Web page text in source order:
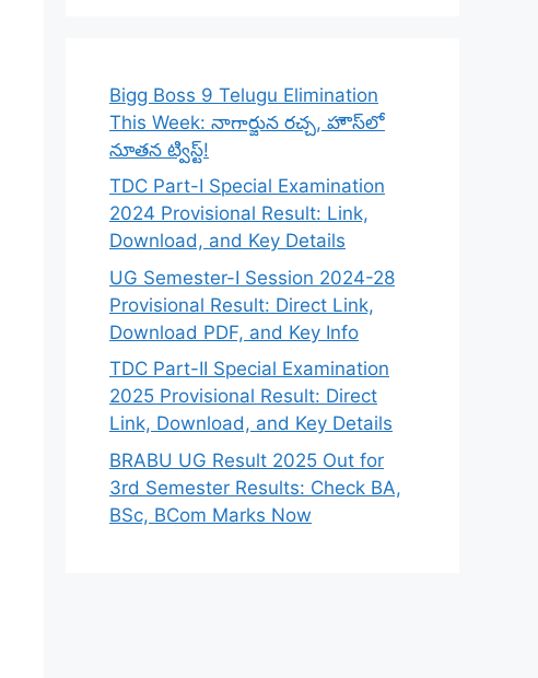
Bigg Boss 9 Telugu Elimination
This Week: నాగార్జున రచ్చ, హౌస్‌లో
నూతన ట్విస్ట్!
TDC Part-I Special Examination
2024 Provisional Result: Link,
Download, and Key Details
UG Semester-I Session 2024-28
Provisional Result: Direct Link,
Download PDF, and Key Info
TDC Part-II Special Examination
2025 Provisional Result: Direct
Link, Download, and Key Details
BRABU UG Result 2025 Out for
3rd Semester Results: Check BA,
BSc, BCom Marks Now